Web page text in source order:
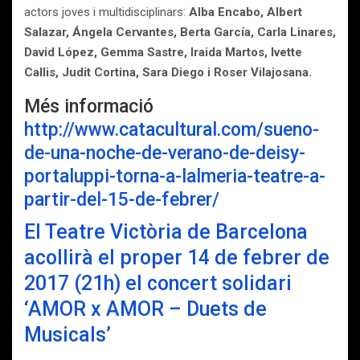
actors joves i multidisciplinars: Alba Encabo, Albert
Salazar, Ángela Cervantes, Berta García, Carla Linares,
David López, Gemma Sastre, Iraida Martos, Ivette
Callis, Judit Cortina, Sara Diego i Roser Vilajosana.
Més informació
http://www.catacultural.com/sueno-
de-una-noche-de-verano-de-deisy-
portaluppi-torna-a-lalmeria-teatre-a-
partir-del-15-de-febrer/
El Teatre Victòria de Barcelona
acollirà el proper 14 de febrer de
2017 (21h) el concert solidari
‘AMOR x AMOR – Duets de
Musicals’